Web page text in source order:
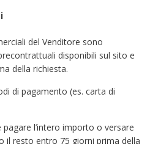
del Venditore sono
disponibili sul sito e
della richiesta.
di pagamento (es. carta di
pagare l’intero importo o versare
il resto entro 75 giorni prima della